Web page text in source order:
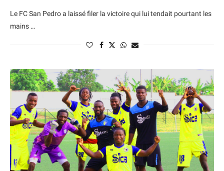
Le FC San Pedro a laissé filer la victoire qui lui tendait pourtant les
mains …